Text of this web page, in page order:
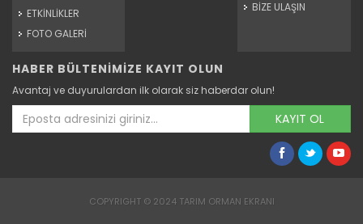
Tarım Orman Şehrin Güvencesi...
Devamını Oku ->
ETKİNLİKLER
FOTO GALERİ
BİZE ULAŞIN
HABER BÜLTENİMİZE KAYIT OLUN
Avantaj ve duyurulardan ilk olarak siz haberdar olun!
KAYIT OL
COPYRIGHT © 2024 TARIM ORMAN EKRANI